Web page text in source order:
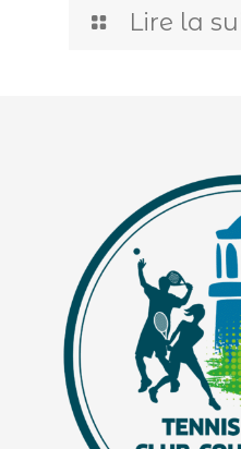
Lire la